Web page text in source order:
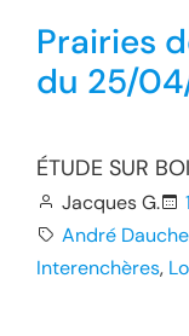
Prairies
du 25/
ÉTUDE SUR
Jacques G.
André
Interenchères,